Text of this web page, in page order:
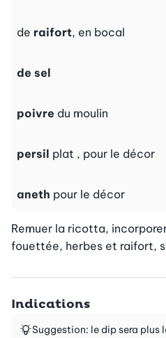
de raifort, en bocal
de sel
poivre du moulin
persil plat , pour le décor
aneth pour le décor
Remuer la ricotta,
fouettée, herbes et raifort,
Indications
Suggestion: le dip sera plus